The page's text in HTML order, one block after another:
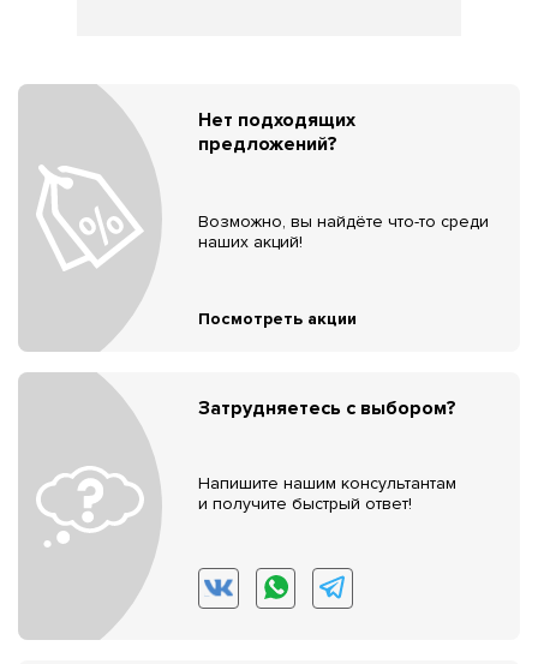
Нет подходящих
предложений?
Возможно, вы найдёте что-то среди
наших акций!
Посмотреть акции
Затрудняетесь с выбором?
Напишите нашим консультантам
и получите быстрый ответ!